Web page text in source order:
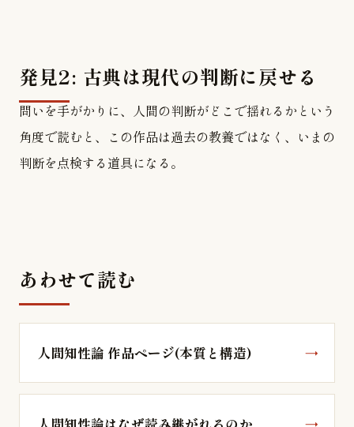
発見2: 古典は現代の判断に戻せる
問いを手がかりに、人間の判断がどこで揺れるかという
角度で読むと、この作品は過去の教養ではなく、いまの
判断を点検する道具になる。
あわせて読む
人間知性論 作品ページ(本質と構造)